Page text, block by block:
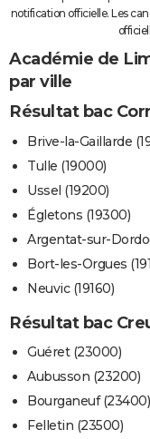
notification officielle. Les
Académie de
par ville
Résultat bac
Brive-la-Gaillarde
Tulle (19000)
Ussel (19200)
Égletons (19300)
Argentat-sur-
Bort-les-Orgues
Neuvic (19160)
Résultat bac
Guéret (23000)
Aubusson (23200)
Bourganeuf (23400)
Felletin (23500)